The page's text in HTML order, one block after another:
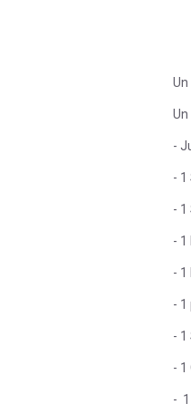
-
- 1
- 1
- 1
- 1
- 1
- 1
- 1
-